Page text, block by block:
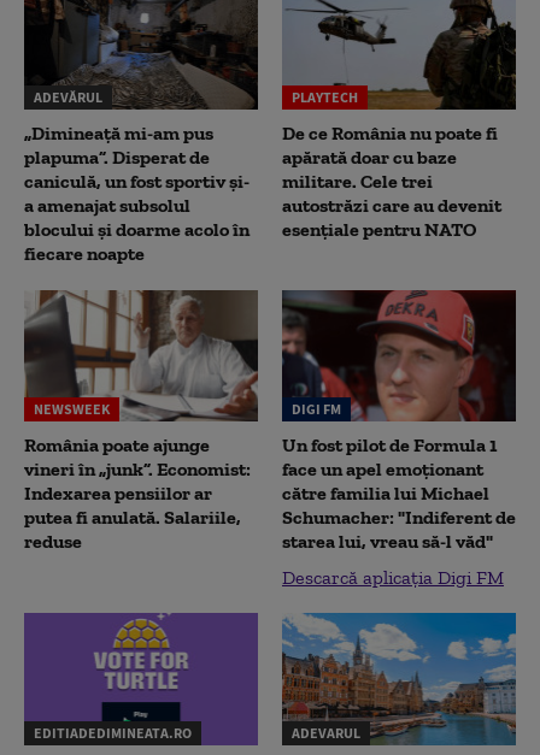
ADEVĂRUL
„Dimineață mi-am pus
plapuma”. Disperat de
caniculă, un fost sportiv și-
a amenajat subsolul
blocului și doarme acolo în
fiecare noapte
PLAYTECH
De ce România nu poate fi
apărată doar cu baze
militare. Cele trei
autostrăzi care au devenit
esențiale pentru NATO
NEWSWEEK
România poate ajunge
vineri în „junk”. Economist:
Indexarea pensiilor ar
putea fi anulată. Salariile,
reduse
DIGI FM
Un fost pilot de Formula 1
face un apel emoționant
către familia lui Michael
Schumacher: "Indiferent de
starea lui, vreau să-l văd"
Descarcă aplicația Digi FM
EDITIADEDIMINEATA.RO ADEVARUL